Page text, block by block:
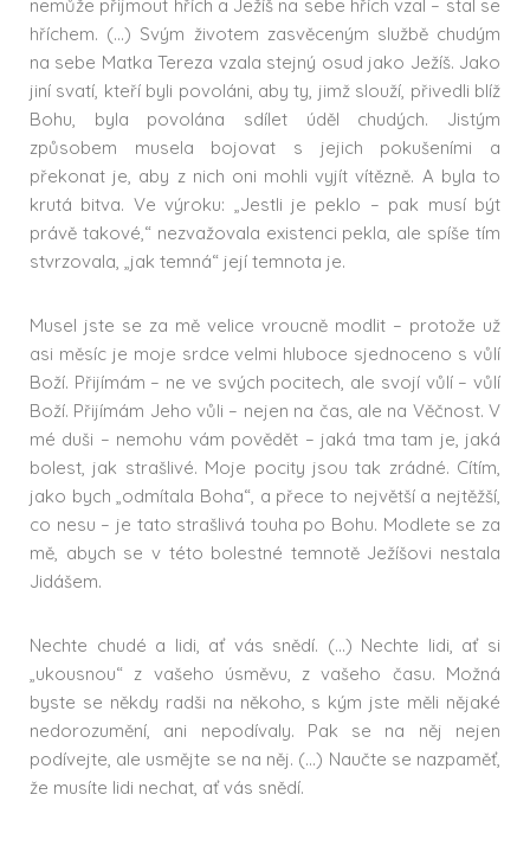
nemůže přijmout hřích a Ježíš na sebe hřích vzal – stal se
hříchem. (…) Svým životem zasvěceným službě chudým
na sebe Matka Tereza vzala stejný osud jako Ježíš. Jako
jiní svatí, kteří byli povoláni, aby ty, jimž slouží, přivedli blíž
Bohu, byla povolána sdílet úděl chudých. Jistým
způsobem musela bojovat s jejich pokušeními a
překonat je, aby z nich oni mohli vyjít vítězně. A byla to
krutá bitva. Ve výroku: „Jestli je peklo – pak musí být
právě takové,“ nezvažovala existenci pekla, ale spíše tím
stvrzovala, „jak temná“ její temnota je.
Musel jste se za mě velice vroucně modlit – protože už
asi měsíc je moje srdce velmi hluboce sjednoceno s vůlí
Boží. Přijímám – ne ve svých pocitech, ale svojí vůlí – vůlí
Boží. Přijímám Jeho vůli – nejen na čas, ale na Věčnost. V
mé duši – nemohu vám povědět – jaká tma tam je, jaká
bolest, jak strašlivé. Moje pocity jsou tak zrádné. Cítím,
jako bych „odmítala Boha“, a přece to největší a nejtěžší,
co nesu – je tato strašlivá touha po Bohu. Modlete se za
mě, abych se v této bolestné temnotě Ježíšovi nestala
Jidášem.
Nechte chudé a lidi, ať vás snědí. (…) Nechte lidi, ať si
„ukousnou“ z vašeho úsměvu, z vašeho času. Možná
byste se někdy radši na někoho, s kým jste měli nějaké
nedorozumění, ani nepodívaly. Pak se na něj nejen
podívejte, ale usmějte se na něj. (…) Naučte se nazpaměť,
že musíte lidi nechat, ať vás snědí.